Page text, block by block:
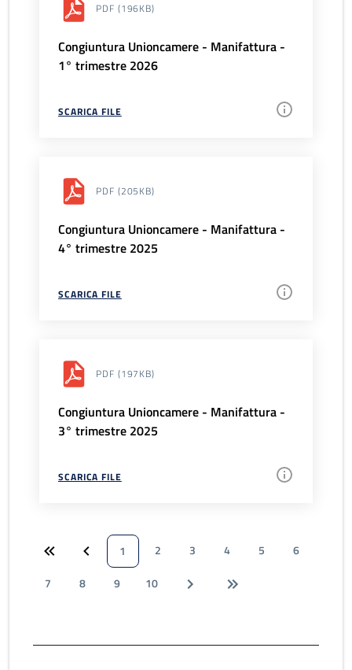
PDF (196KB)
Congiuntura Unioncamere - Manifattura -
1° trimestre 2026
SCARICA FILE
PDF (205KB)
Congiuntura Unioncamere - Manifattura -
4° trimestre 2025
SCARICA FILE
PDF (197KB)
Congiuntura Unioncamere - Manifattura -
3° trimestre 2025
SCARICA FILE
1 2 3 4 5
6
7
8 9 10